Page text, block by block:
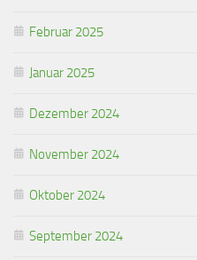
Februar 2025
Januar 2025
Dezember 2024
November 2024
Oktober 2024
September 2024